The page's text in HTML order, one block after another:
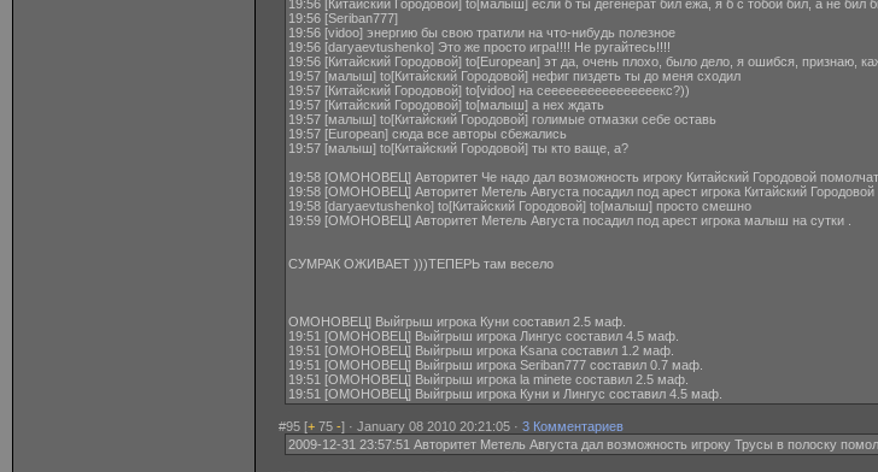
19:56 [Китайский Городовой] to[малыш] если б ты дегенерат бил ежа, я б с тобой бил, а не бил
19:56 [Seriban777]
19:56 [vidoo] энергию бы свою тратили на что-нибудь полезное
19:56 [daryaevtushenko] Это же просто игра!!!! Не ругайтесь!!!!
19:56 [Китайский Городовой] to[European] эт да, очень плохо, было дело, я ошибся, признаю,
19:57 [малыш] to[Китайский Городовой] нефиг пиздеть ты до меня сходил
19:57 [Китайский Городовой] to[vidoo] на сеееееееееееееееекс?))
19:57 [Китайский Городовой] to[малыш] а нех ждать
19:57 [малыш] to[Китайский Городовой] голимые отмазки себе оставь
19:57 [European] сюда все авторы сбежались
19:57 [малыш] to[Китайский Городовой] ты кто ваще, а?
19:58 [ОМОНОВЕЦ] Авторитет Че надо дал возможность игроку Китайский Городовой
19:58 [ОМОНОВЕЦ] Авторитет Метель Августа посадил под арест игрока Китайский Городовой
19:58 [daryaevtushenko] to[Китайский Городовой] to[малыш] просто смешно
19:59 [ОМОНОВЕЦ] Авторитет Метель Августа посадил под арест игрока малыш на сутки .
СУМРАК ОЖИВАЕТ )))ТЕПЕРЬ там весело
ОМОНОВЕЦ] Выйгрыш игрока Куни составил 2.5 маф.
19:51 [ОМОНОВЕЦ] Выйгрыш игрока Лингус составил 4.5 маф.
19:51 [ОМОНОВЕЦ] Выйгрыш игрока Ksana составил 1.2 маф.
19:51 [ОМОНОВЕЦ] Выйгрыш игрока Seriban777 составил 0.7 маф.
19:51 [ОМОНОВЕЦ] Выйгрыш игрока la minetе составил 2.5 маф.
19:51 [ОМОНОВЕЦ] Выйгрыш игрока Куни и Лингус составил 4.5 маф.
#95 [+ 75 -] · January 08 2010 20:21:05 · 3 Комментариев
2009-12-31 23:57:51 Авторитет Метель Августа дал возможность игроку Трусы в полоску